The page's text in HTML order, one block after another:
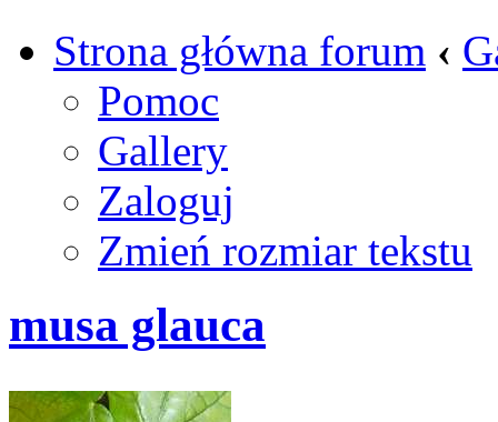
Strona główna forum ‹
Pomoc
Gallery
Zaloguj
Zmień rozmiar tekstu
musa glauca